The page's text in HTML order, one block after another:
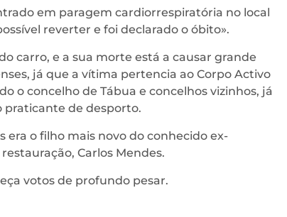
em paragem cardiorrespiratória no local
reverter e foi declarado o óbito».
carro, e a sua morte está a causar grande
já que a vítima pertencia ao Corpo Activo
o concelho de Tábua e concelhos vizinhos, já
de desporto.
era o filho mais novo do conhecido ex-
Carlos Mendes.
votos de profundo pesar.